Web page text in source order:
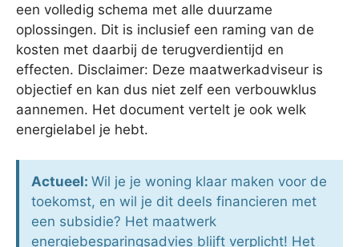
een volledig schema met alle duurzame
oplossingen. Dit is inclusief een raming van de
kosten met daarbij de terugverdientijd en
effecten. Disclaimer: Deze maatwerkadviseur is
objectief en kan dus niet zelf een verbouwklus
aannemen. Het document vertelt je ook welk
energielabel je hebt.
Actueel: Wil je je woning klaar maken voor de
toekomst, en wil je dit deels financieren met
een subsidie? Het maatwerk
energiebesparingsadvies blijft verplicht! Het